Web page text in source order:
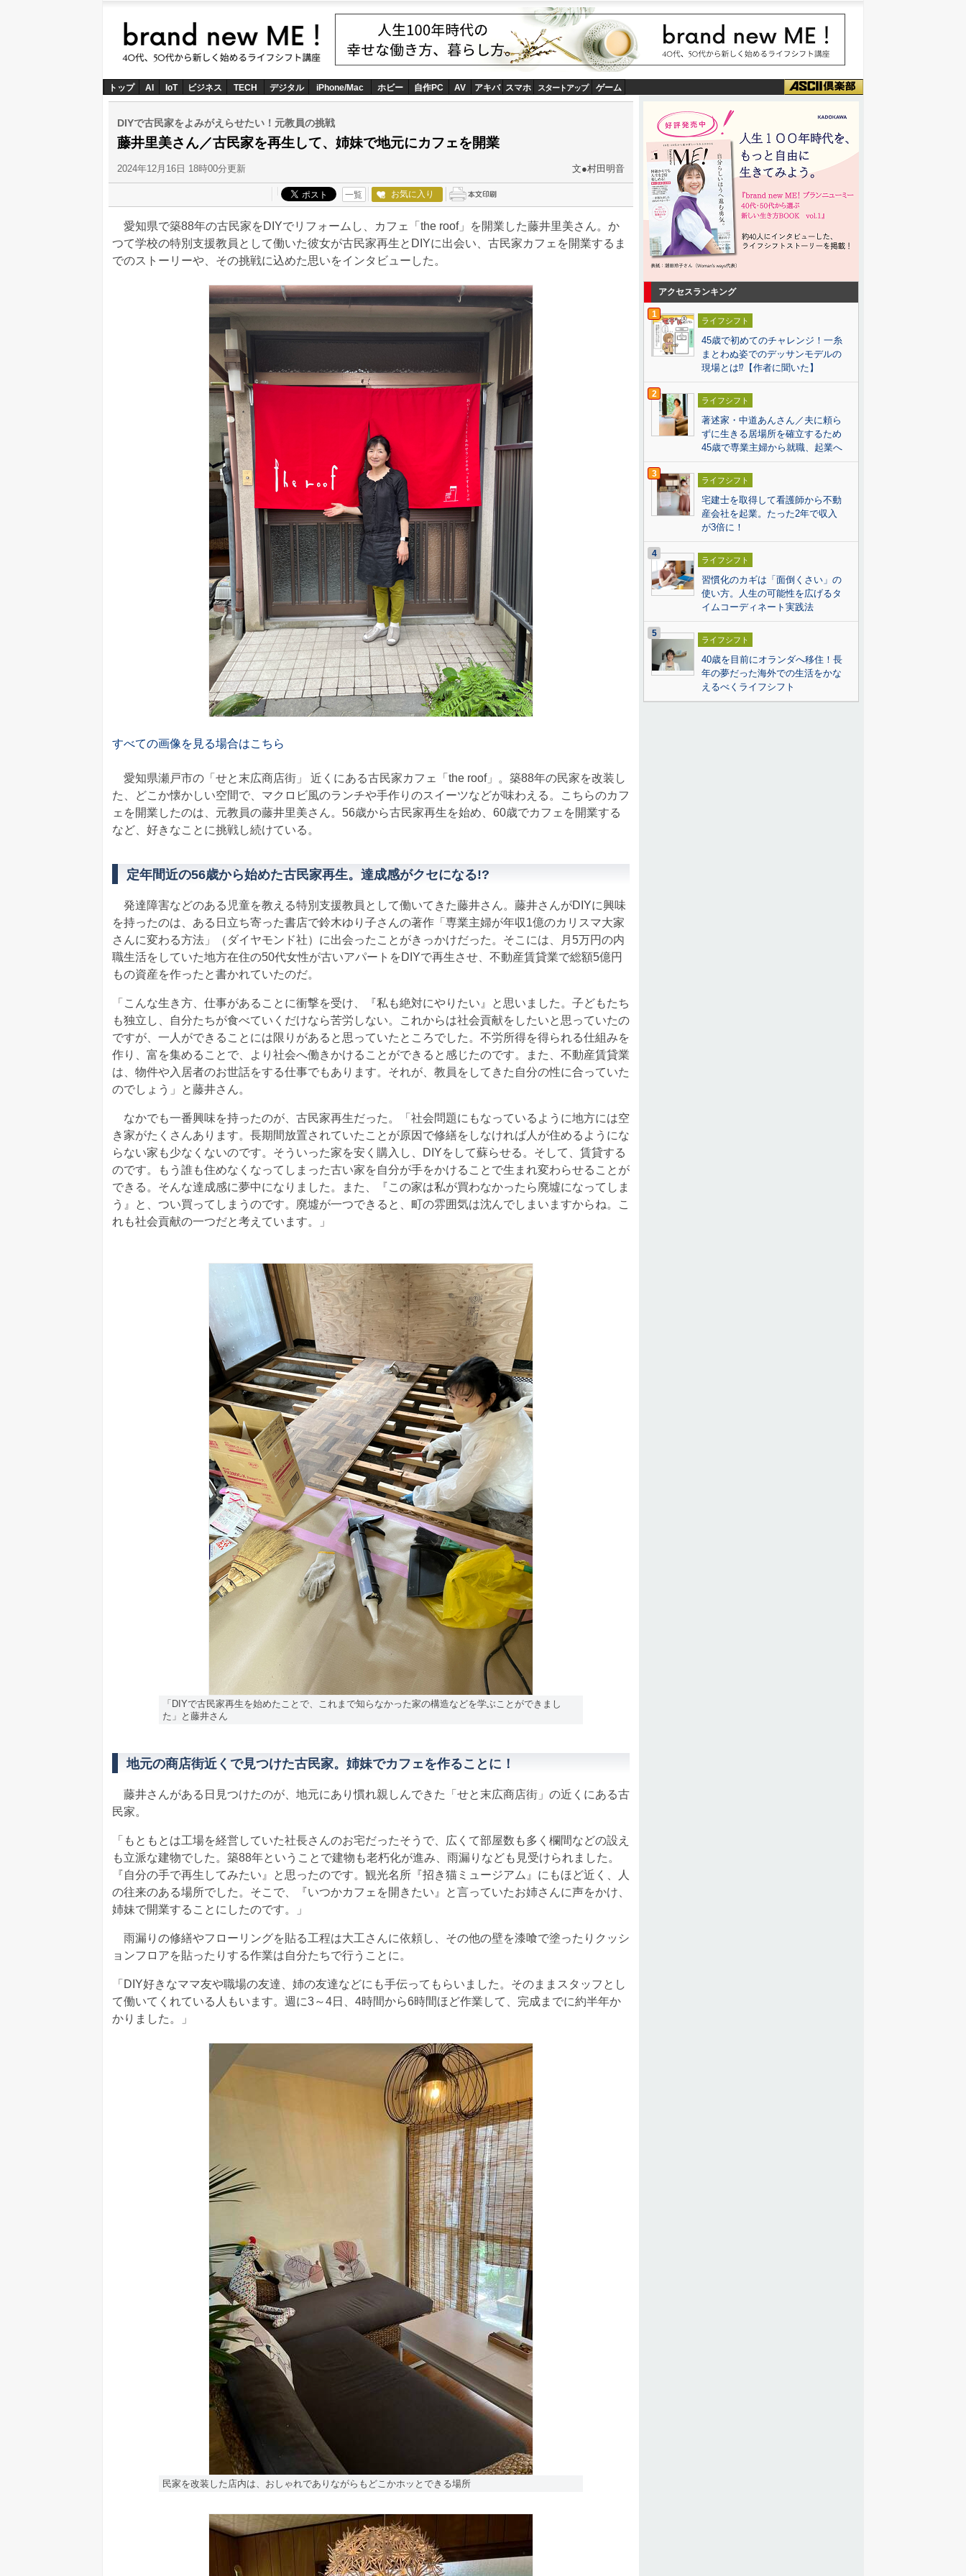
トップ AI IoT ビジネス TECH デジタル iPhone/Mac ホビー 自作PC AV アキバ スマホ スタートアップ ゲーム
DIYで古民家をよみがえらせたい！元教員の挑戦
藤井里美さん／古民家を再生して、姉妹で地元にカフェを開業
2024年12月16日 18時00分更新 文●村田明音
一覧 お気に入り
愛知県で築88年の古民家をDIYでリフォームし、カフェ「the roof」を開業した藤井里美さん。か
つて学校の特別支援教員として働いた彼女が古民家再生とDIYに出会い、古民家カフェを開業するま
でのストーリーや、その挑戦に込めた思いをインタビューした。
すべての画像を見る場合はこちら
愛知県瀬戸市の「せと末広商店街」 近くにある古民家カフェ「the roof」。築88年の民家を改装し
た、どこか懐かしい空間で、マクロビ風のランチや手作りのスイーツなどが味わえる。こちらのカフ
ェを開業したのは、元教員の藤井里美さん。56歳から古民家再生を始め、60歳でカフェを開業する
など、好きなことに挑戦し続けている。
定年間近の56歳から始めた古民家再生。達成感がクセになる!?
発達障害などのある児童を教える特別支援教員として働いてきた藤井さん。藤井さんがDIYに興味
を持ったのは、ある日立ち寄った書店で鈴木ゆり子さんの著作「専業主婦が年収1億のカリスマ大家
さんに変わる方法」（ダイヤモンド社）に出会ったことがきっかけだった。そこには、月5万円の内
職生活をしていた地方在住の50代女性が古いアパートをDIYで再生させ、不動産賃貸業で総額5億円
もの資産を作ったと書かれていたのだ。
「こんな生き方、仕事があることに衝撃を受け、『私も絶対にやりたい』と思いました。子どもたち
も独立し、自分たちが食べていくだけなら苦労しない。これからは社会貢献をしたいと思っていたの
ですが、一人ができることには限りがあると思っていたところでした。不労所得を得られる仕組みを
作り、富を集めることで、より社会へ働きかけることができると感じたのです。また、不動産賃貸業
は、物件や入居者のお世話をする仕事でもあります。それが、教員をしてきた自分の性に合っていた
のでしょう」と藤井さん。
なかでも一番興味を持ったのが、古民家再生だった。「社会問題にもなっているように地方には空
き家がたくさんあります。長期間放置されていたことが原因で修繕をしなければ人が住めるようにな
らない家も少なくないのです。そういった家を安く購入し、DIYをして蘇らせる。そして、賃貸する
のです。もう誰も住めなくなってしまった古い家を自分が手をかけることで生まれ変わらせることが
できる。そんな達成感に夢中になりました。また、『この家は私が買わなかったら廃墟になってしま
う』と、つい買ってしまうのです。廃墟が一つできると、町の雰囲気は沈んでしまいますからね。こ
れも社会貢献の一つだと考えています。」
「DIYで古民家再生を始めたことで、これまで知らなかった家の構造などを学ぶことができまし
た」と藤井さん
地元の商店街近くで見つけた古民家。姉妹でカフェを作ることに！
藤井さんがある日見つけたのが、地元にあり慣れ親しんできた「せと末広商店街」の近くにある古
民家。
「もともとは工場を経営していた社長さんのお宅だったそうで、広くて部屋数も多く欄間などの設え
も立派な建物でした。築88年ということで建物も老朽化が進み、雨漏りなども見受けられました。
『自分の手で再生してみたい』と思ったのです。観光名所『招き猫ミュージアム』にもほど近く、人
の往来のある場所でした。そこで、『いつかカフェを開きたい』と言っていたお姉さんに声をかけ、
姉妹で開業することにしたのです。」
雨漏りの修繕やフローリングを貼る工程は大工さんに依頼し、その他の壁を漆喰で塗ったりクッシ
ョンフロアを貼ったりする作業は自分たちで行うことに。
「DIY好きなママ友や職場の友達、姉の友達などにも手伝ってもらいました。そのままスタッフとし
て働いてくれている人もいます。週に3～4日、4時間から6時間ほど作業して、完成までに約半年か
かりました。」
民家を改装した店内は、おしゃれでありながらもどこかホッとできる場所
アクセスランキング
1
ライフシフト
45歳で初めてのチャレンジ！一糸
まとわぬ姿でのデッサンモデルの
現場とは⁉【作者に聞いた】
2
ライフシフト
著述家・中道あんさん／夫に頼ら
ずに生きる居場所を確立するため
45歳で専業主婦から就職、起業へ
3
ライフシフト
宅建士を取得して看護師から不動
産会社を起業。たった2年で収入
が3倍に！
4
ライフシフト
習慣化のカギは「面倒くさい」の
使い方。人生の可能性を広げるタ
イムコーディネート実践法
5
ライフシフト
40歳を目前にオランダへ移住！長
年の夢だった海外での生活をかな
えるべくライフシフト